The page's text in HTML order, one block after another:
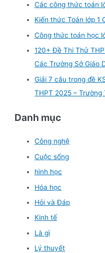
Các công thức toán
Kiến thức Toán lớp 1
Công thức toán học
120+ Đề Thi Thử
Các Trường Sở Giáo
Giải 7 câu trong đề
THPT 2025 – Trường
Danh mục
Công nghệ
Cuộc sống
hình học
Hóa học
Hỏi và Đáp
Kinh tế
Là gì
Lý thuyết